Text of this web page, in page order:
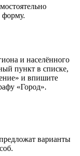
форму.
и населённого
пункт в списке,
и впишите
«Город».
варианты